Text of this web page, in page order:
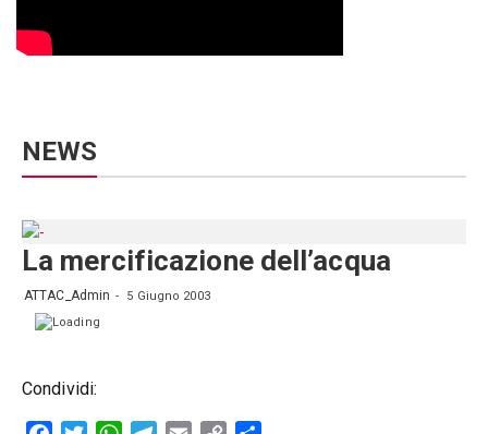
NEWS
La mercificazione dell’acqua
ATTAC_Admin 5 Giugno 2003
Condividi: